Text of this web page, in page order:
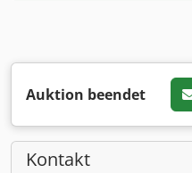
Auktion beendet
Kontakt